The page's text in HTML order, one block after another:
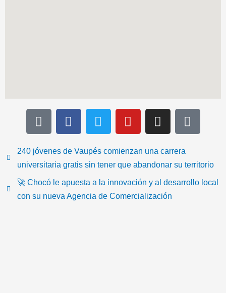
T
i
t
o
k
F
a
e
b
o
o
k
T
w
t
t
e
Y
o
t
u
b
I
n
t
a
g
a
I
c
-
e
240 jóvenes de Vaupés comienzan una carrera
universitaria gratis sin tener que abandonar su territorio
🚀 Chocó le apuesta a la innovación y al desarrollo local
con su nueva Agencia de Comercialización